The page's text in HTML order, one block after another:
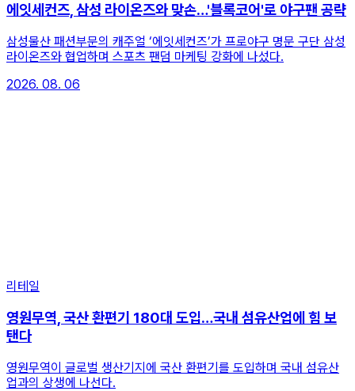
에잇세컨즈, 삼성 라이온즈와 맞손…'블록코어'로 야구팬 공략
삼성물산 패션부문의 캐주얼 ‘에잇세컨즈’가 프로야구 명문 구단 삼성
라이온즈와 협업하며 스포츠 팬덤 마케팅 강화에 나섰다.
2026. 08. 06
리테일
영원무역, 국산 환편기 180대 도입…국내 섬유산업에 힘 보
탠다
영원무역이 글로벌 생산기지에 국산 환편기를 도입하며 국내 섬유산
업과의 상생에 나선다.